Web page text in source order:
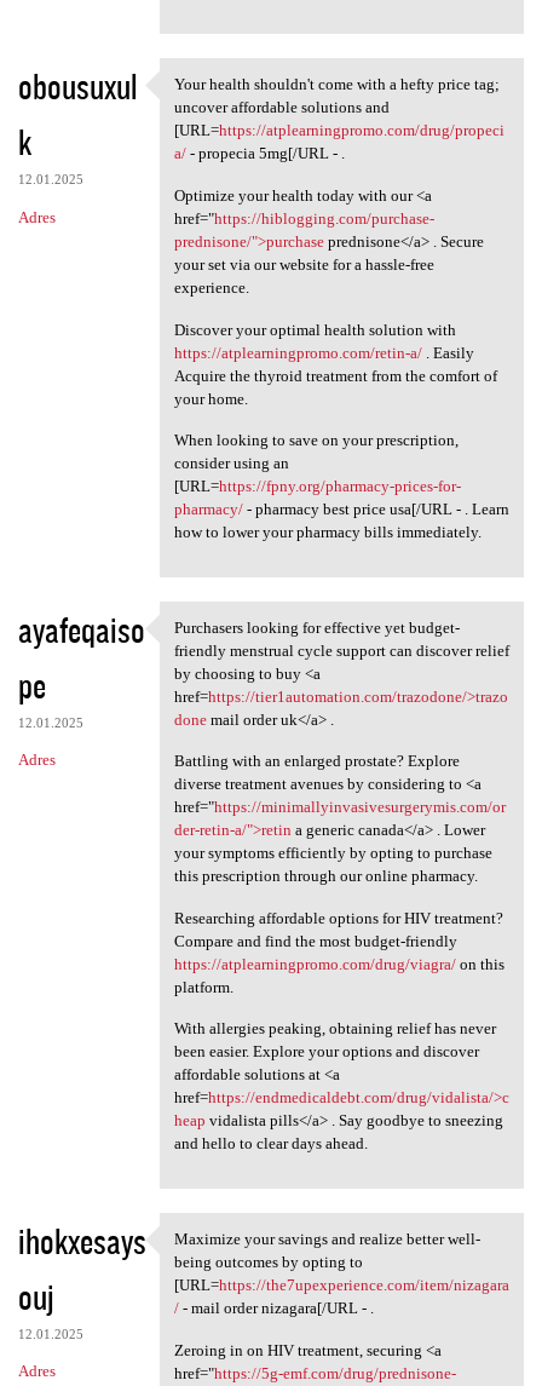
obousuxul
k
12.01.2025
Adres
Your health shouldn't come
Your health shouldn't come with a hefty price tag;
uncover affordable solutions and
[URL=https://atplearningpromo.com/drug/propeci
a/- propecia 5mg[/URL - .
Optimize your health today with our <a
href="https://hiblogging.com/purchase-
prednisone/">purchaseprednisone</a> . Secure
your set via our website for a hassle-free
experience.
Discover your optimal health solution with
https://atplearningpromo.com/retin-a/. Easily
Acquire the thyroid treatment from the comfort of
your home.
When looking to save on your prescription,
consider using an
[URL=https://fpny.org/pharmacy-prices-for-
pharmacy/- pharmacy best price usa[/URL - . Learn
how to lower your pharmacy bills immediately.
ayafeqaiso
pe
12.01.2025
Adres
Purchasers looking for
Purchasers looking for effective yet budget-
friendly menstrual cycle support can discover relief
by choosing to buy <a
href=https://tier1automation.com/trazodone/>trazo
donemail order uk</a> .
Battling with an enlarged prostate? Explore
diverse treatment avenues by considering to <a
href="https://minimallyinvasivesurgerymis.com/or
der-retin-a/">retin a generic canada</a> . Lower
your symptoms efficiently by opting to purchase
this prescription through our online pharmacy.
Researching affordable options for HIV treatment?
Compare and find the most budget-friendly
https://atplearningpromo.com/drug/viagra/on this
platform.
With allergies peaking, obtaining relief has never
been easier. Explore your options and discover
affordable solutions at <a
href=https://endmedicaldebt.com/drug/vidalista/>c
heap vidalista pills</a> . Say goodbye to sneezing
and hello to clear days ahead.
ihokxesays
ouj
12.01.2025
Adres
Maximize your savings and
Maximize your savings and realize better well-
being outcomes by opting to
[URL=https://the7upexperience.com/item/nizagara
/- mail order nizagara[/URL - .
Zeroing in on HIV treatment, securing <a
href="https://5g-emf.com/drug/prednisone-